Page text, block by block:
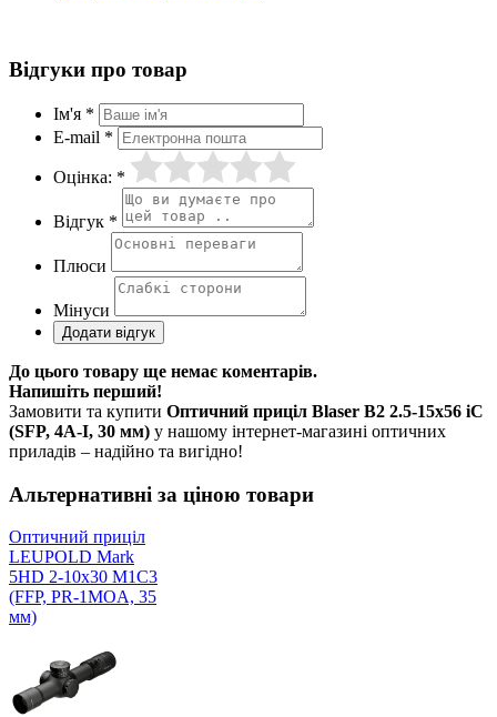
Відгуки про товар
Ім'я *
E-mail *
Оцінка: *
Відгук *
Плюси
Мінуси
До цього товару ще немає коментарів.
Напишіть перший!
Замовити та купити Оптичний приціл Blaser B2 2.5-15x56 iC
(SFP, 4А-I, 30 мм) у нашому інтернет-магазині оптичних
приладів – надійно та вигідно!
Альтернативні за ціною товари
Оптичний приціл
LEUPOLD Mark
5HD 2-10x30 M1C3
(FFP, PR-1MOA, 35
мм)